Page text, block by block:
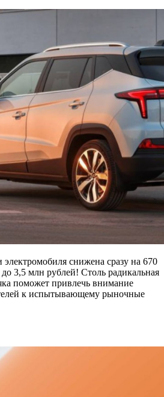
электромобиля снижена сразу на 670
3,5 млн рублей! Столь радикальная
поможет привлечь внимание
к испытывающему рыночные